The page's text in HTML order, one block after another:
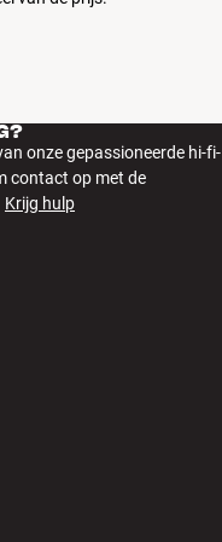
onze gepassioneerde hi-fi-
contact op met de
Krijg hulp